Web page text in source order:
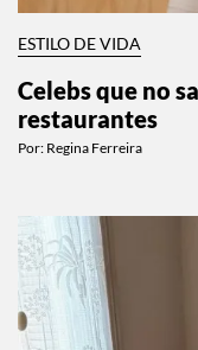
ESTILO DE VIDA
Celebs que no
restaurantes
Por: Regina Ferreira